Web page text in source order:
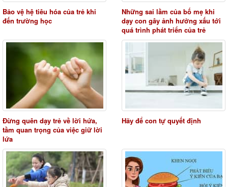
Bảo vệ hệ tiêu hóa của trẻ khi
đến trường học
Những sai lầm của bố mẹ khi
dạy con gây ảnh hưởng xấu tới
quá trình phát triển của trẻ
Đừng quên dạy trẻ về lời hứa,
tầm quan trọng của việc giữ lời
lứa
Hãy để con tự quyết định